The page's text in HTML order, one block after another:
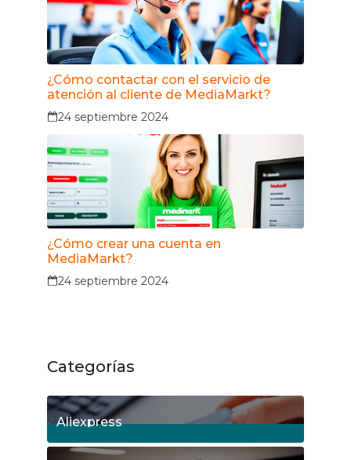
¿Cómo contactar con el servicio de
atención al cliente de MediaMarkt?
24 septiembre 2024
¿Cómo crear una cuenta en
MediaMarkt?
24 septiembre 2024
Categorías
Aliexpress
18Posts